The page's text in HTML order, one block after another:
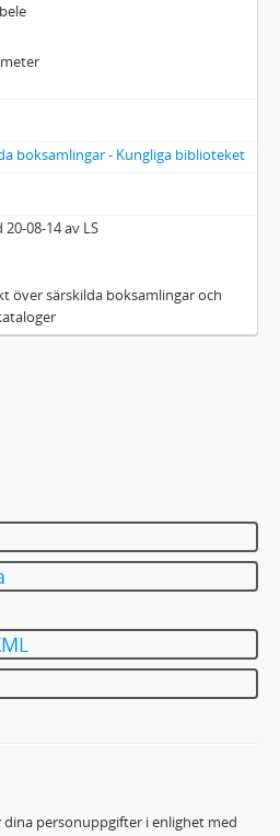
boksamlingar - Kungliga biblioteket
20-08-14 av LS
över särskilda boksamlingar och
personuppgifter i enlighet med